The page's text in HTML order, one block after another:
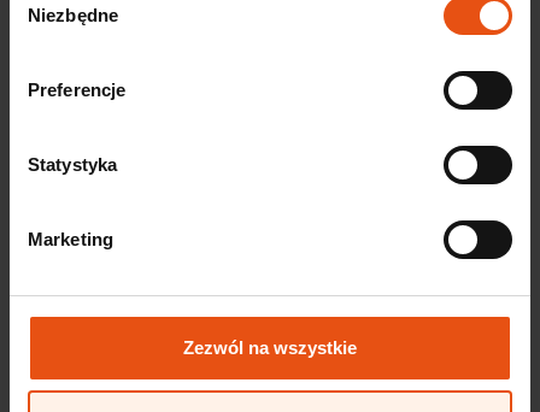
Szczegółowe informacje o przetwarzaniu Twoich danych
Polityce prywatności.
zgody
Niezbędne
Preferencje
Statystyka
Marketing
Zezwól na wszystkie
obowiązki związane z przejrzystością
Już wkrótce nowe przepisy dotyczące przejrzystości
Zapraszamy na praktyczne warsztaty organizowane
przez LSSE we współpracy z Sedlak & Sedlak,
podczas ...